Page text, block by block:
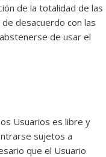
de la totalidad de las
desacuerdo con las
de usar el
Usuarios es libre y
sujetos a
que el Usuario